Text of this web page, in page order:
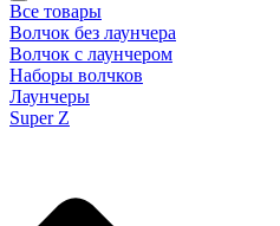
Все товары
Волчок без лаунчера
Волчок с лаунчером
Наборы волчков
Лаунчеры
Super Z